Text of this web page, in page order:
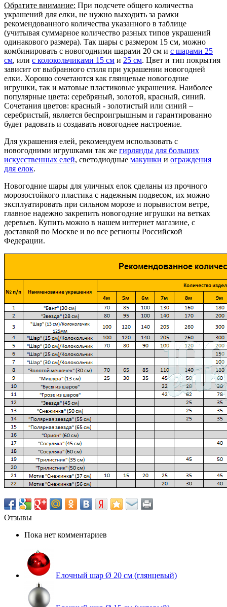
Обратите внимание: При подсчете общего количества
украшений для елки, не нужно выходить за рамки
рекомендованного количества указанного в таблице
(учитывая суммарное количество разных типов украшений
одинакового размера). Так шары с размером 15 см, можно
комбинировать с новогодними шарами 20 см и с шарами 25
см, или с колокольчиками 15 см и 25 см. Цвет и тип покрытия
зависит от выбранного стиля при украшении новогодней
елки. Хорошо сочетаются как глянцевые новогодние
игрушки, так и матовые пластиковые украшения. Наиболее
популярные цвета: серебряный, золотой, красный, синий.
Сочетания цветов: красный - золотистый или синий –
серебристый, является беспроигрышным и гарантированно
будет радовать и создавать новогоднее настроение.
Для украшения елей, рекомендуем использовать с
новогодними игрушками так же гирлянды для больших
искусственных елей, светодиодные макушки и ограждения
для елок.
Новогодние шары для уличных елок сделаны из прочного
морозостойкого пластика с надежным подвесом, их можно
эксплуатировать при сильном морозе и порывистом ветре,
главное надежно закрепить новогодние игрушки на ветках
деревьев. Купить можно в нашем интернет магазине, с
доставкой по Москве и во все регионы Российской
Федерации.
Отзывы
Пока нет комментариев
Елочный шар Ø 20 см (глянцевый)